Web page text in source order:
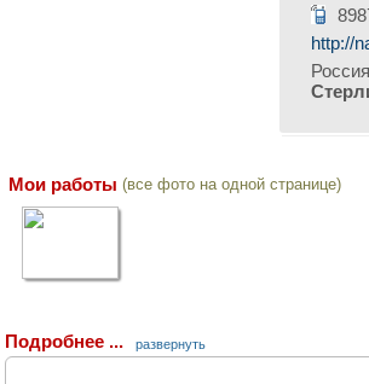
http://
Мои работы (все фото на одной странице)
Подробнее ... развернуть